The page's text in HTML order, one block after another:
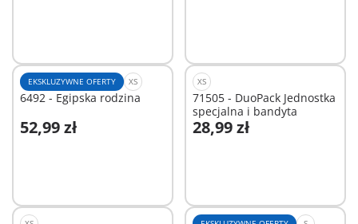
EKSKLUZYWNE OFERTY XS
6492 - Egipska rodzina
52,99 zł
Dodaj do koszyka
XS
71505 - DuoPack Jednostka
specjalna i bandyta
28,99 zł
Dodaj do koszyka